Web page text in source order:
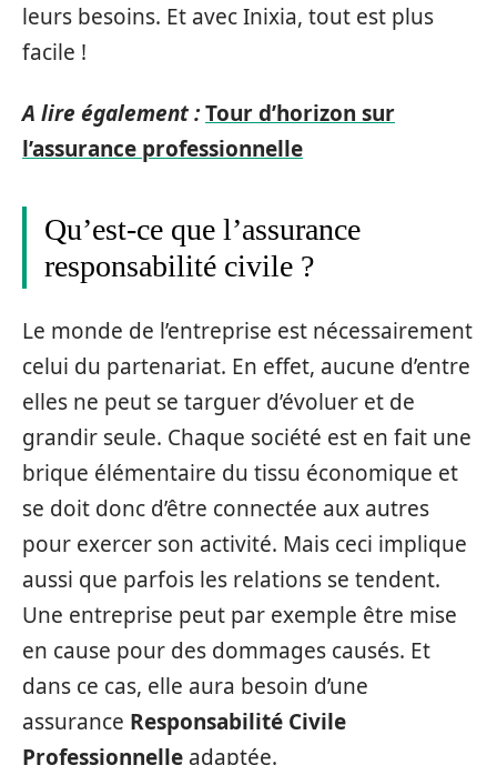
leurs besoins. Et avec Inixia, tout est plus
facile !
A lire également :Tour d’horizon sur
l’assurance professionnelle
Qu’est-ce que l’assurance
responsabilité civile ?
Le monde de l’entreprise est nécessairement
celui du partenariat. En effet, aucune d’entre
elles ne peut se targuer d’évoluer et de
grandir seule. Chaque société est en fait une
brique élémentaire du tissu économique et
se doit donc d’être connectée aux autres
pour exercer son activité. Mais ceci implique
aussi que parfois les relations se tendent.
Une entreprise peut par exemple être mise
en cause pour des dommages causés. Et
dans ce cas, elle aura besoin d’une
assurance Responsabilité Civile
Professionnelle adaptée.